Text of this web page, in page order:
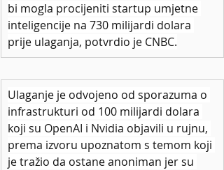
bi mogla procijeniti startup umjetne
inteligencije na 730 milijardi dolara
prije ulaganja, potvrdio je CNBC.
Ulaganje je odvojeno od sporazuma o
infrastrukturi od 100 milijardi dolara
koji su OpenAI i Nvidia objavili u rujnu,
prema izvoru upoznatom s temom koji
je tražio da ostane anoniman jer su